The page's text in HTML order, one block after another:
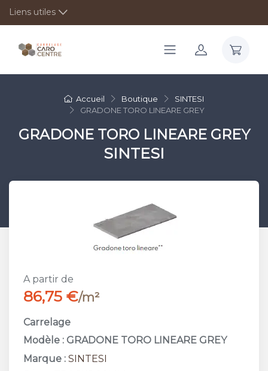
Liens utiles
Accueil Boutique
SINTESI
GRADONE TORO LINEARE GREY
GRADONE TORO LINEARE GREY
SINTESI
A partir de
86,75 €/m²
Carrelage
Modèle : GRADONE TORO LINEARE GREY
Marque : SINTESI